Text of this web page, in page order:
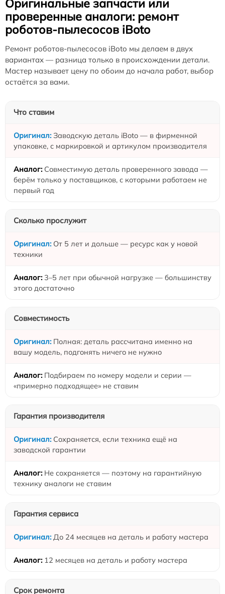
Оригинальные запчасти или
проверенные аналоги: ремонт
роботов-пылесосов iBoto
Ремонт роботов-пылесосов iBoto мы делаем в двух
вариантах — разница только в происхождении детали.
Мастер называет цену по обоим до начала работ, выбор
остаётся за вами.
Что ставим
Заводскую деталь iBoto — в фирменной
упаковке, с маркировкой и артикулом производителя
Совместимую деталь проверенного завода —
берём только у поставщиков, с которыми работаем не
первый год
Сколько прослужит
От 5 лет и дольше — ресурс как у новой
техники
3–5 лет при обычной нагрузке — большинству
этого достаточно
Совместимость
Полная: деталь рассчитана именно на
вашу модель, подгонять ничего не нужно
Подбираем по номеру модели и серии —
«примерно подходящее» не ставим
Гарантия производителя
Сохраняется, если техника ещё на
заводской гарантии
Не сохраняется — поэтому на гарантийную
технику аналоги не ставим
Гарантия сервиса
До 24 месяцев на деталь и работу мастера
12 месяцев на деталь и работу мастера
Срок ремонта